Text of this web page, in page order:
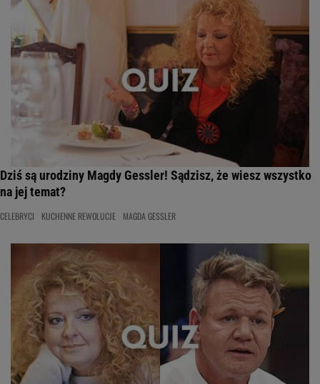
Dziś są urodziny Magdy Gessler! Sądzisz, że wiesz wszystko
na jej temat?
CELEBRYCI KUCHENNE REWOLUCJE MAGDA GESSLER